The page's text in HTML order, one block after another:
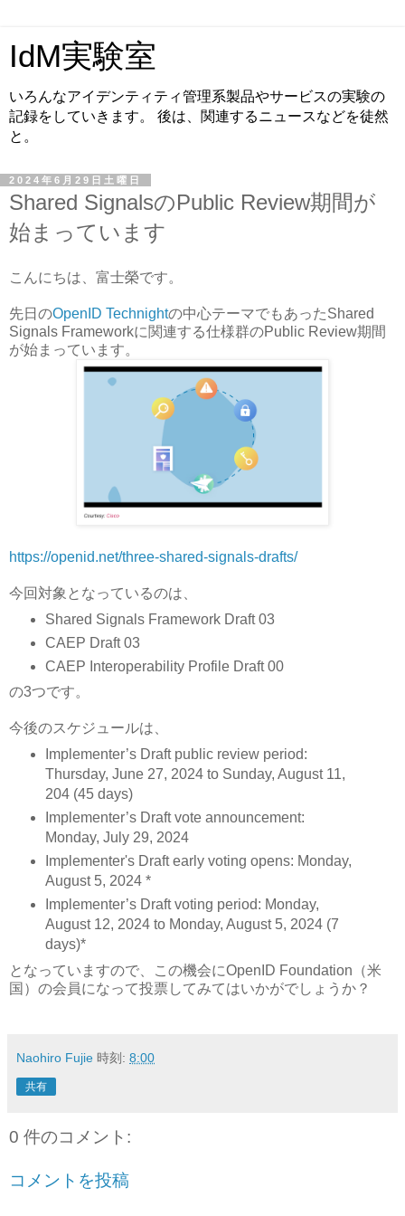
IdM実験室
いろんなアイデンティティ管理系製品やサービスの実験の
記録をしていきます。 後は、関連するニュースなどを徒然
と。
2024年6月29日土曜日
Shared SignalsのPublic Review期間が
始まっています
こんにちは、富士榮です。
先日のOpenID Technightの中心テーマでもあったShared
Signals Frameworkに関連する仕様群のPublic Review期間
が始まっています。
https://openid.net/three-shared-signals-drafts/
今回対象となっているのは、
Shared Signals Framework Draft 03
CAEP Draft 03
CAEP Interoperability Profile Draft 00
の3つです。
今後のスケジュールは、
Implementer’s Draft public review period:
Thursday, June 27, 2024 to Sunday, August 11,
204 (45 days)
Implementer’s Draft vote announcement:
Monday, July 29, 2024
Implementer's Draft early voting opens: Monday,
August 5, 2024 *
Implementer’s Draft voting period: Monday,
August 12, 2024 to Monday, August 5, 2024 (7
days)*
となっていますので、この機会にOpenID Foundation（米
国）の会員になって投票してみてはいかがでしょうか？
Naohiro Fujie 時刻: 8:00
共有
0 件のコメント:
コメントを投稿